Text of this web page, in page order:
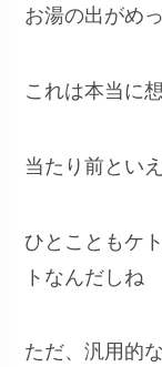
お湯の出がめ
これは本当に
当たり前とい
ひとこともケ
トなんだしね
ただ、汎用的